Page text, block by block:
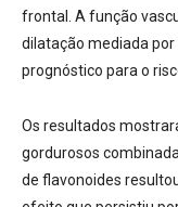
frontal. A função
dilatação mediada
prognóstico para o
Os resultados
gordurosos
de flavonoides